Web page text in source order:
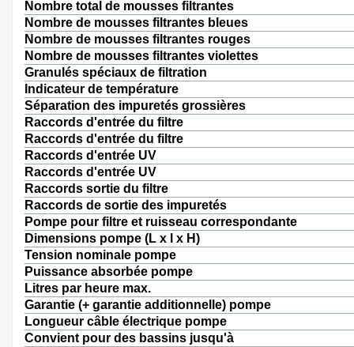
Nombre total de mousses filtrantes
Nombre de mousses filtrantes bleues
Nombre de mousses filtrantes rouges
Nombre de mousses filtrantes violettes
Granulés spéciaux de filtration
Indicateur de température
Séparation des impuretés grossières
Raccords d'entrée du filtre
Raccords d'entrée du filtre
Raccords d'entrée UV
Raccords d'entrée UV
Raccords sortie du filtre
Raccords de sortie des impuretés
Pompe pour filtre et ruisseau correspondante
Dimensions pompe (L x l x H)
Tension nominale pompe
Puissance absorbée pompe
Litres par heure max.
Garantie (+ garantie additionnelle) pompe
Longueur câble électrique pompe
Convient pour des bassins jusqu'à